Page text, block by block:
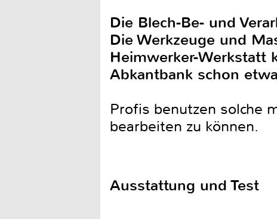
Die Blech-Be- und
Die Werkzeuge und
Heimwerker-Werkstatt
Abkantbank schon
Profis benutzen solche
bearbeiten zu können.
Ausstattung und Test